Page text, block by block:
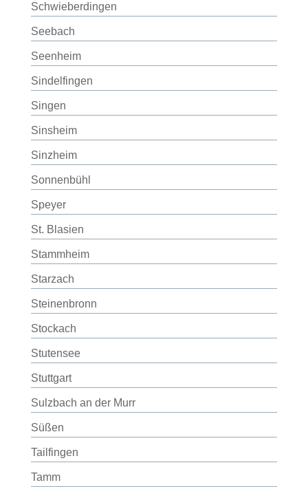
Schwieberdingen
Seebach
Seenheim
Sindelfingen
Singen
Sinsheim
Sinzheim
Sonnenbühl
Speyer
St. Blasien
Stammheim
Starzach
Steinenbronn
Stockach
Stutensee
Stuttgart
Sulzbach an der Murr
Süßen
Tailfingen
Tamm